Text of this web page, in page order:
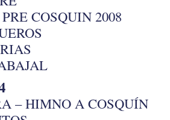
COSQUIN 2008
– HIMNO A COSQUÍN